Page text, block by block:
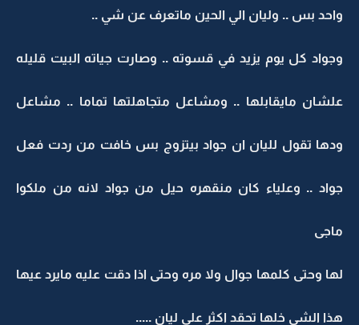
واحد بس .. وليان الي الحين ماتعرف عن شي ..
وجواد كل يوم يزيد في قسوته .. وصارت جياته البيت قليله
علشان مايقابلها .. ومشاعل متجاهلتها تماما .. مشاعل
ودها تقول لليان ان جواد بيتزوج بس خافت من ردت فعل
جواد .. وعلياء كان منقهره حيل من جواد لانه من ملكوا
ماجى
لها وحتى كلمها جوال ولا مره وحتى اذا دقت عليه مايرد عيها
هذا الشي خلها تحقد اكثر على ليان .....